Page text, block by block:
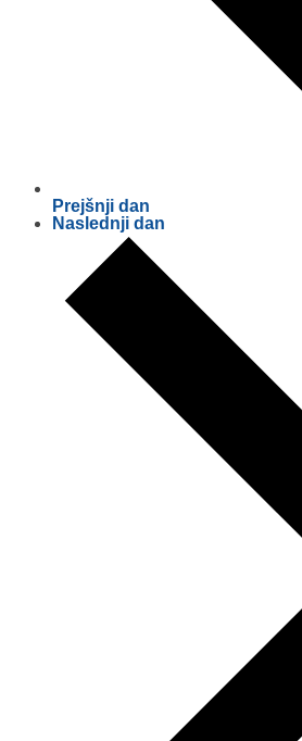
Prejšnji dan
Naslednji dan